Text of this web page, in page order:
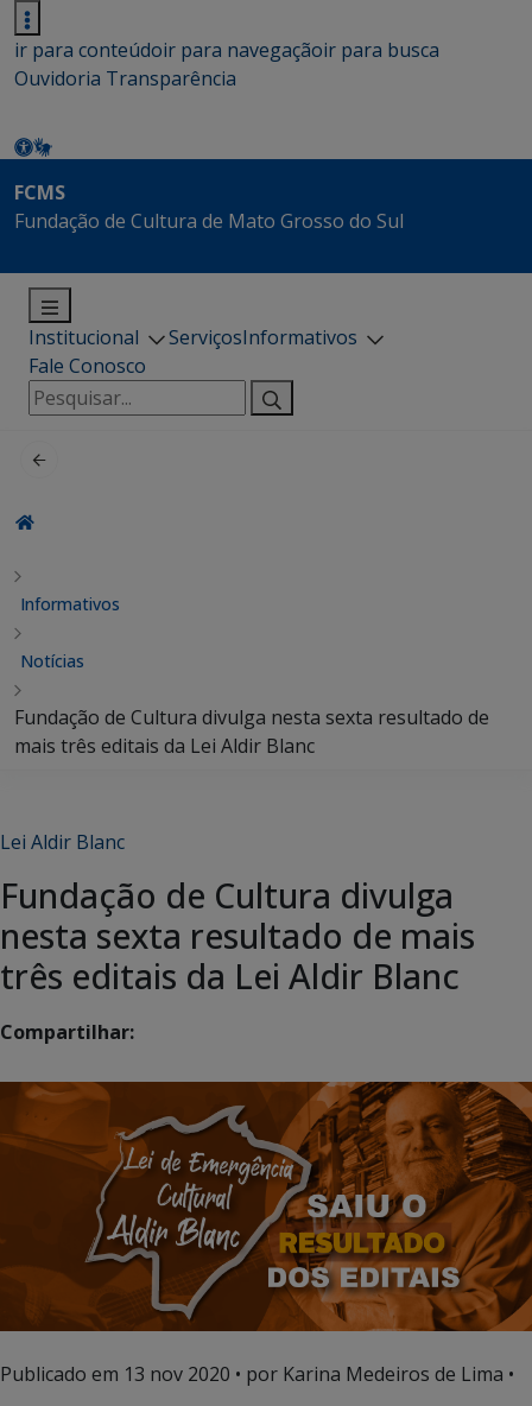
ir para conteúdoir para navegaçãoir para busca
Ouvidoria Transparência
FCMS
Fundação de Cultura de Mato Grosso do Sul
Institucional ServiçosInformativos
Fale Conosco
Pesquisar
por:
Informativos
Notícias
Fundação de Cultura divulga nesta sexta resultado de
mais três editais da Lei Aldir Blanc
Lei Aldir Blanc
Fundação de Cultura divulga
nesta sexta resultado de mais
três editais da Lei Aldir Blanc
Compartilhar:
Publicado em 13 nov 2020 • por Karina Medeiros de Lima •